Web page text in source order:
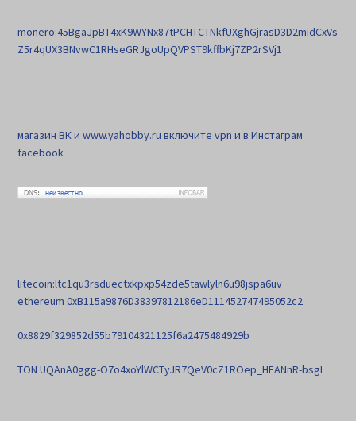
monero:45BgaJpBT4xK9WYNx87tPCHTCTNkfUXghGjrasD3D2midCxVs
Z5r4qUX3BNvwC1RHseGRJgoUpQVPST9kffbKj7ZP2rSVj1
магазин ВК и www.yahobby.ru включите vpn и в Инстаграм
facebook
litecoin:ltc1qu3rsduectxkpxp54zde5tawlyln6u98jspa6uv
ethereum 0xB115a9876D38397812186eD111452747495052c2
0x8829f329852d55b79104321125f6a2475484929b
TON UQAnA0ggg-O7o4xoYlWCTyJR7QeV0cZ1ROep_HEANnR-bsgI